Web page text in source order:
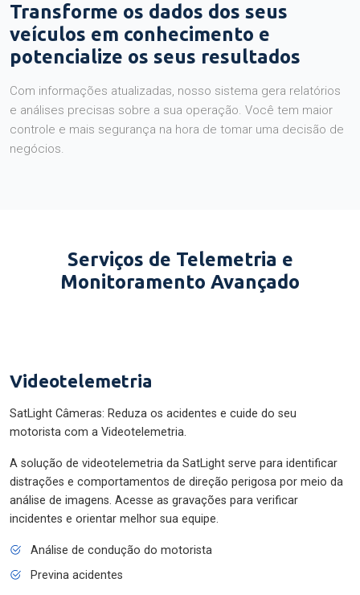
Transforme os dados dos seus
veículos em conhecimento e
potencialize os seus resultados
Com informações atualizadas, nosso sistema gera relatórios
e análises precisas sobre a sua operação. Você tem maior
controle e mais segurança na hora de tomar uma decisão de
negócios.
Serviços de Telemetria e
Monitoramento Avançado
Videotelemetria
SatLight Câmeras: Reduza os acidentes e cuide do seu
motorista com a Videotelemetria.
A solução de videotelemetria da SatLight serve para identificar
distrações e comportamentos de direção perigosa por meio da
análise de imagens. Acesse as gravações para verificar
incidentes e orientar melhor sua equipe.
Análise de condução do motorista
Previna acidentes